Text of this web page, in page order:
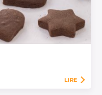
LIRE